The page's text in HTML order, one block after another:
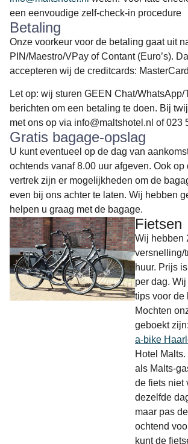
een eenvoudige zelf-check-in procedure
Betaling
Onze voorkeur voor de betaling gaat uit
PIN/Maestro/VPay of Contant (Euro’s).
accepteren wij de creditcards:
Let op: wij sturen GEEN Chat/WhatsApp/
berichten om een betaling te doen. Bij
met ons op via info@maltshotel.nl of 023
Gratis bagage-opslag
U kunt eventueel op de dag van
ochtends vanaf 8.00 uur afgeven. Ook op
vertrek zijn er mogelijkheden om de
even bij ons achter te laten. Wij hebben
helpen u graag met de bagage.
Fietsen
Wij hebben
versnelling/
huur. Prijs
per dag.
tips voor de
Mochten
geboekt
a-bike
Hotel Malts.
als Malts-
de fiets niet
dezelfde
maar pas
ochtend
kunt de